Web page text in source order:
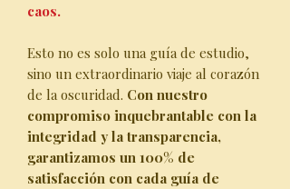
caos.
Esto no es solo una guía de estudio,
sino un extraordinario viaje al corazón
de la oscuridad. Con nuestro
compromiso inquebrantable con la
integridad y la transparencia,
garantizamos un 100% de
satisfacción con cada guía de